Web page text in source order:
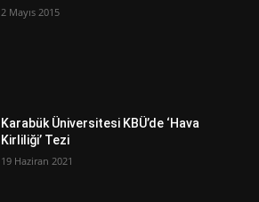
2 Mayıs 2015
Karabük Üniversitesi KBÜ’de ‘Hava
Kirliliği’ Tezi
19 Haziran 2021